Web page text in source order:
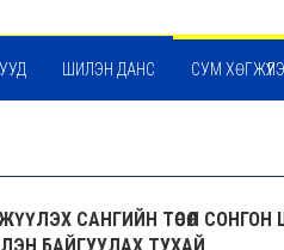
ШИЛЭН ДАНС СУМ
САНГИЙН ТӨСӨЛ